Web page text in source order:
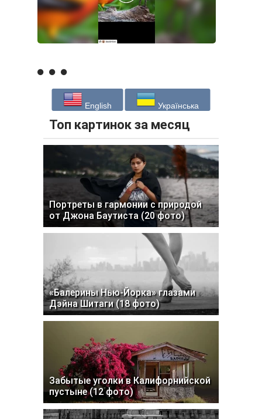
English Українська
Топ картинок за месяц
Портреты в гармонии с природой
от Джона Баутиста (20 фото)
«Балерины Нью-Йорка» глазами
Дэйна Шитаги (18 фото)
Забытые уголки в Калифорнийской
пустыне (12 фото)